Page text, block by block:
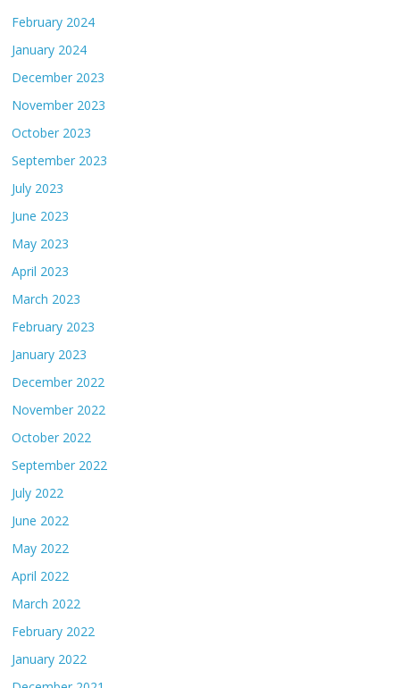
February 2024
January 2024
December 2023
November 2023
October 2023
September 2023
July 2023
June 2023
May 2023
April 2023
March 2023
February 2023
January 2023
December 2022
November 2022
October 2022
September 2022
July 2022
June 2022
May 2022
April 2022
March 2022
February 2022
January 2022